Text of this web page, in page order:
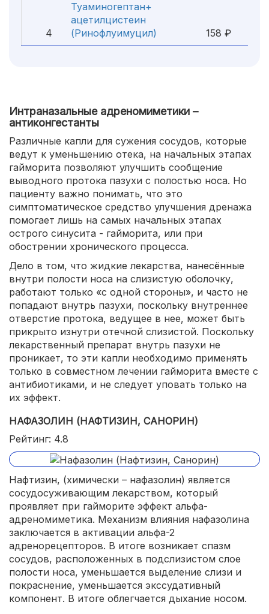
4
Туаминогептан+
ацетилцистеин
(Ринофлуимуцил)
158 ₽
Интраназальные адреномиметики –
антиконгестанты
Различные капли для сужения сосудов, которые
ведут к уменьшению отека, на начальных этапах
гайморита позволяют улучшить сообщение
выводного протока пазухи с полостью носа. Но
пациенту важно понимать, что это
симптоматическое средство улучшения дренажа
помогает лишь на самых начальных этапах
острого синусита - гайморита, или при
обострении хронического процесса.
Дело в том, что жидкие лекарства, нанесённые
внутри полости носа на слизистую оболочку,
работают только «с одной стороны», и часто не
попадают внутрь пазухи, поскольку внутреннее
отверстие протока, ведущее в нее, может быть
прикрыто изнутри отечной слизистой. Поскольку
лекарственный препарат внутрь пазухи не
проникает, то эти капли необходимо применять
только в совместном лечении гайморита вместе с
антибиотиками, и не следует уповать только на
их эффект.
НАФАЗОЛИН (НАФТИЗИН, САНОРИН)
Рейтинг: 4.8
Нафтизин, (химически – нафазолин) является
сосудосуживающим лекарством, который
проявляет при гайморите эффект альфа-
адреномиметика. Механизм влияния нафазолина
заключается в активации альфа-2
адренорецепторов. В итоге возникает спазм
сосудов, расположенных в подслизистом слое
полости носа, уменьшается выделение слизи и
покраснение, уменьшается экссудативный
компонент. В итоге облегчается дыхание носом.